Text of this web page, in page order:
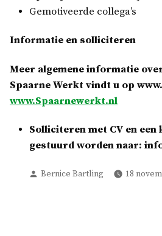
Gemotiveerde collega’s
Informatie en solliciteren
Meer algemene informatie
Spaarne Werkt vindt u op
www.Spaarnewerkt.nl
Solliciteren met CV en een
gestuurd worden naar:
Geplaatst
Bernice Bartling 18